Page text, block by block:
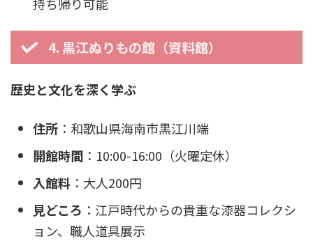
4. 黒江ぬりもの館（資料館）
歴史と文化を深く学ぶ
住所 ：和歌山県海南市黒江川端
開館時間 ：10:00-16:00（火曜定休）
入館料 ：大人200円
見どころ ：江戸時代からの貴重な漆器コレクシ
ョン、職人道具展示